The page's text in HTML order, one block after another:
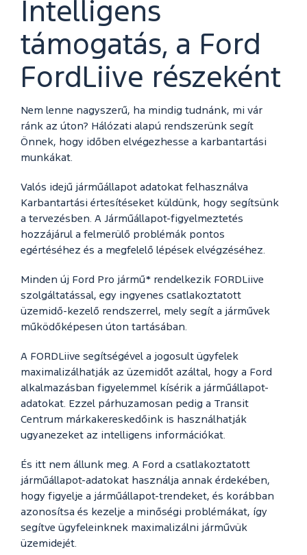
Intelligens
támogatás, a Ford
FordLiive részeként
Nem lenne nagyszerű, ha mindig tudnánk, mi vár
ránk az úton? Hálózati alapú rendszerünk segít
Önnek, hogy időben elvégezhesse a karbantartási
munkákat.
Valós idejű járműállapot adatokat felhasználva
Karbantartási értesítéseket küldünk, hogy segítsünk
a tervezésben. A Járműállapot-figyelmeztetés
hozzájárul a felmerülő problémák pontos
egértéséhez és a megfelelő lépések elvégzéséhez.
Minden új Ford Pro jármű* rendelkezik FORDLiive
szolgáltatással, egy ingyenes csatlakoztatott
üzemidő-kezelő rendszerrel, mely segít a járművek
működőképesen úton tartásában.
A FORDLiive segítségével a jogosult ügyfelek
maximalizálhatják az üzemidőt azáltal, hogy a Ford
alkalmazásban figyelemmel kísérik a járműállapot-
adatokat. Ezzel párhuzamosan pedig a Transit
Centrum márkakereskedőink is használhatják
ugyanezeket az intelligens információkat.
És itt nem állunk meg. A Ford a csatlakoztatott
járműállapot-adatokat használja annak érdekében,
hogy figyelje a járműállapot-trendeket, és korábban
azonosítsa és kezelje a minőségi problémákat, így
segítve ügyfeleinknek maximalizálni járművük
üzemidejét.